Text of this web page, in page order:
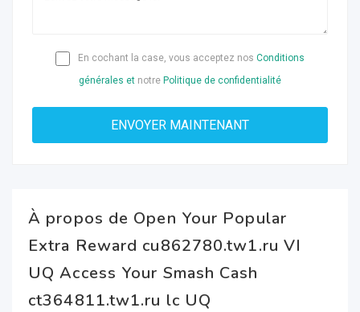
En cochant la case, vous acceptez nos Conditions
générales et notre Politique de confidentialité
À propos de Open Your Popular
Extra Reward cu862780.tw1.ru VI
UQ Access Your Smash Cash
ct364811.tw1.ru lc UQ